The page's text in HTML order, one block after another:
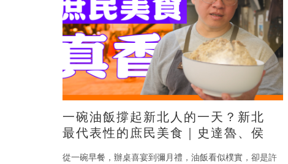
一碗油飯撐起新北人的一天？新北
最代表性的庶民美食｜史達魯、侯
從一碗早餐，辦桌喜宴到彌月禮，油飯看似樸實，卻是許